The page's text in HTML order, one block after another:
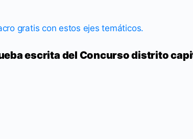
gratis con estos ejes temáticos.
escrita del Concurso distrito